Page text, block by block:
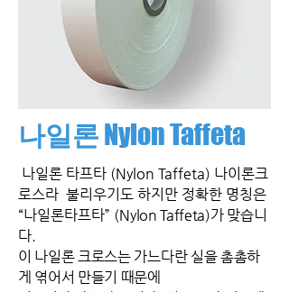
나일론Nylon Taffeta
나일론 타프타 (Nylon Taffeta) 나이론크
로스라 불리우기도 하지만 정확한 명칭은
“나일론타프타” (Nylon Taffeta)가 맞습니
다.
이 나일론 크로스는 가느다란 실을 촘촘하
게 엮어서 만들기 때문에